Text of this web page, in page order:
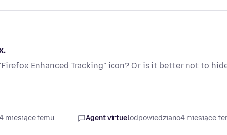
Enhanced Tracking" icon? Or is it better not to
miesiące temu Agent virtuelodpowiedziano4 miesiące